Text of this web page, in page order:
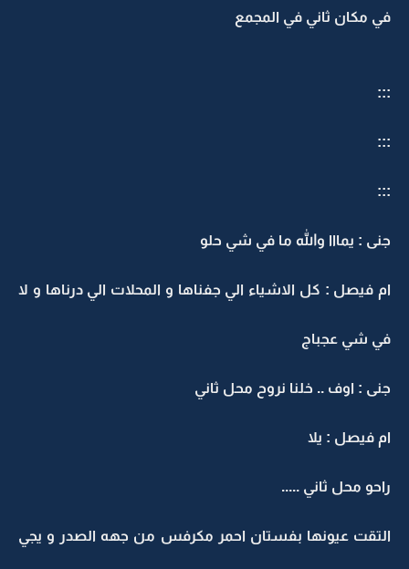
في مكان ثاني في المجمع
:::
:::
:::
جنى : يمااا والله ما في شي حلو
ام فيصل : كل الاشياء الي جفناها و المحلات الي درناها و لا
في شي عجباج
جنى : اوف .. خلنا نروح محل ثاني
ام فيصل : يلا
راحو محل ثاني .....
التقت عيونها بفستان احمر مكرفس من جهه الصدر و يجي